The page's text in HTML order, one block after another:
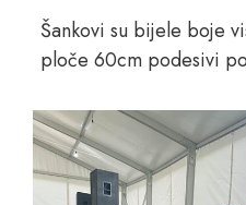
Šankovi su bijele boje
ploče 60cm podesivi